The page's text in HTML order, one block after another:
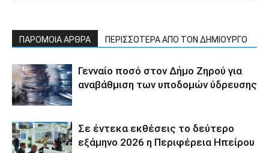
ΠΑΡΟΜΟΙΑ ΑΡΘΡΑ ΠΕΡΙΣΣΟΤΕΡΑ ΑΠΟ ΤΟΝ ΔΗΜΙΟΥΡΓΟ
Γενναίο ποσό στον Δήμο Ζηρού για
αναβάθμιση των υποδομών ύδρευσης
Σε έντεκα εκθέσεις το δεύτερο
εξάμηνο 2026 η Περιφέρεια Ηπείρου